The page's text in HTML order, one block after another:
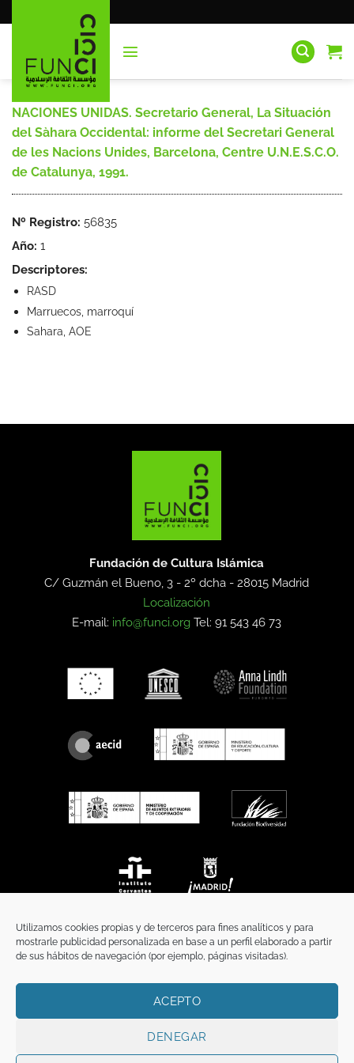
Utilizamos cookies propias y de terceros para fines analíticos y para
mostrarle publicidad personalizada en base a un perfil elaborado a partir
de sus hábitos de navegación (por ejemplo, páginas visitadas).
ACEPTO
DENEGAR
al
NACIONES UNIDAS. Secretario General, La Situación
del Sàhara Occidental: informe del Secretari General
de les Nacions Unides, Barcelona, Centre U.N.E.S.C.O.
de Catalunya, 1991.
Nº Registro: 56835
Año: 1
Descriptores:
RASD
Marruecos, marroquí
Sahara, AOE
Fundación de Cultura Islámica
C/ Guzmán el Bueno, 3 - 2º dcha -28015 Madrid
Localización
E-mail: info@funci.org Tel: 91 543 46 73
TÉRMINOS Y CONDICIONES
Copyright 2026 ©FunciFUNCI es titular de los derechos de propiedad